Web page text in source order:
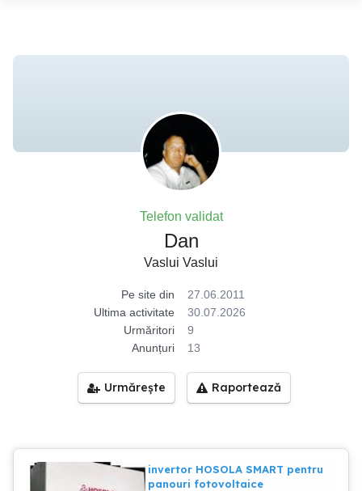
Telefon validat
Dan
Vaslui Vaslui
Pe site din
27.06.2011
Ultima activitate
30.07.2026
Urmăritori
9
Anunțuri
13
Urmărește Raportează
invertor HOSOLA SMART pentru
panouri fotovoltaice